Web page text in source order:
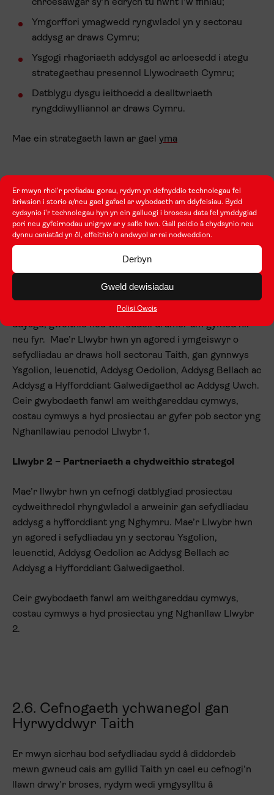
Er mwyn rhoi'r profiadau gorau, rydym yn defnyddio technolegau fel
briwsion i storio a/neu gael gafael ar wybodaeth am ddyfeisiau. Bydd
cydsynio i'r technolegau hyn yn ein galluogi i brosesu data fel ymddygiad
pori neu gyfeirnodau unigryw ar y safle hwn. Gall peidio â chydsynio neu
dynnu caniatâd yn ôl, effeithio'n andwyol ar rai nodweddion.
Derbyn
Gweld dewisiadau
Polisi Cwcis
chroesawgar sy’n edrych tu hwnt i’w ffiniau;
Ymgorffori ymagwedd ryngwladol yn y sectorau
addysg ar draws Cymru;
Ysgogi rhagoriaeth addysgol ac arloesedd i ategu
strategaethau presennol Llywodraeth Cymru;
Datblygu dysgu ieithoedd a dealltwriaeth
ryngddiwylliannol ar draws Cymru.
Mae ein strategaeth lawn ar gael yma
2.5. Deall ein Llwybrau ariannu
Mae gan Taith ddau lwybr ariannu:
Llwybr 1 – Symudedd cyfranogwyr
Mae’r llwybr hwn yn cefnogi gweithgareddau symudedd
neu grwpiau o unigolion, er mwyn rhoi cyfleoedd iddynt
ddysgu, gweithio neu wirfoddoli dramor am gyfnod hir
neu fyr. Mae’r Llwybr hwn yn agored i ymgeiswyr o
sefydliadau ar draws holl sectorau Taith, gan gynnwys
Ysgolion, Ieuenctid, Addysg Oedolion, Addysg Bellach ac
Addysg a Hyfforddiant Galwedigaethol ac Addysg Uwch.
Ceir gwybodaeth fanwl am weithgareddau cymwys,
costau cymwys a hyd prosiectau ar gyfer pob sector yng
Nghanllawiau penodol Llwybr 1.
Llwybr 2 – Partneriaeth a chydweithio strategol
Mae’r llwybr hwn yn cefnogi datblygiad prosiectau
cydweithredol rhyngwladol a arweinir gan sefydliadau
addysg a hyfforddiant yng Nghymru. Mae’r Llwybr hwn
yn agored i sefydliadau yn y sectorau Ysgolion,
Ieuenctid, Addysg Oedolion ac Addysg Bellach ac
Addysg a Hyfforddiant Galwedigaethol.
Ceir gwybodaeth fanwl am weithgareddau cymwys,
costau cymwys a hyd prosiectau yng Nghanllaw Llwybr
2.
2.6. Cefnogaeth ychwanegol gan
Hyrwyddwyr Taith
Er mwyn sicrhau bod sefydliadau sydd â diddordeb
mewn gwneud cais am gyllid Taith yn cael eu cefnogi’n
llawn drwy’r broses, rydym wedi ymgysylltu â